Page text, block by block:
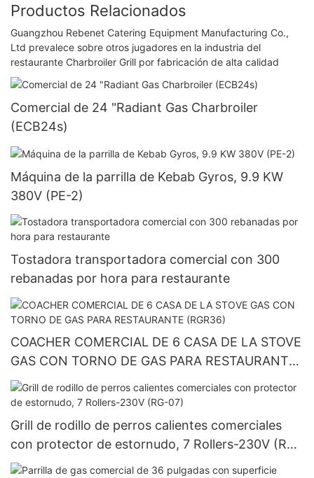
Productos Relacionados
Guangzhou Rebenet Catering Equipment Manufacturing Co.,
Ltd prevalece sobre otros jugadores en la industria del
restaurante Charbroiler Grill por fabricación de alta calidad
Comercial de 24 "Radiant Gas Charbroiler
(ECB24s)
Máquina de la parrilla de Kebab Gyros, 9.9 KW
380V (PE-2)
Tostadora transportadora comercial con 300
rebanadas por hora para restaurante
COACHER COMERCIAL DE 6 CASA DE LA STOVE
GAS CON TORNO DE GAS PARA RESTAURANTE
(RGR36)
Grill de rodillo de perros calientes comerciales
con protector de estornudo, 7 Rollers-230V (RG-
07)